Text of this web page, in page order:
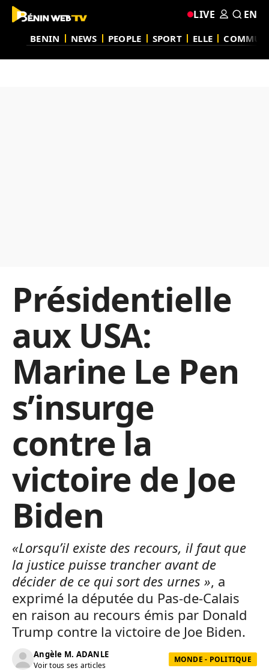
BENIN NEWS PEOPLE SPORT ELLE
LIVE EN
Présidentielle
aux USA:
Marine Le Pen
s’insurge
contre la
victoire de Joe
Biden
«Lorsqu’il existe des recours, il faut que
la justice puisse trancher avant de
décider de ce qui sort des urnes », a
exprimé la députée du Pas-de-Calais
en raison au recours émis par Donald
Trump contre la victoire de Joe Biden.
Angèle M. ADANLE
Voir tous ses articles
MONDE - POLITIQUE